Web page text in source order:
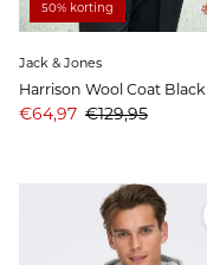
50% korting
Jack & Jones
Harrison Wool Coat Black
Aanbiedingsprijs
€64,97 Prijs
€129,95